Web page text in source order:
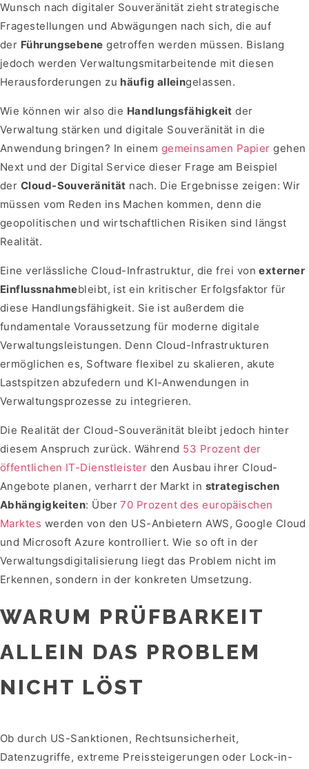
Wunsch nach digitaler Souveränität zieht strategische
Fragestellungen und Abwägungen nach sich, die auf
der Führungsebene getroffen werden müssen. Bislang
jedoch werden Verwaltungsmitarbeitende mit diesen
Herausforderungen zu häufig alleingelassen.
Wie können wir also die Handlungsfähigkeit der
Verwaltung stärken und digitale Souveränität in die
Anwendung bringen? In einem gemeinsamen Papier gehen
Next und der Digital Service dieser Frage am Beispiel
der Cloud-Souveränität nach. Die Ergebnisse zeigen: Wir
müssen vom Reden ins Machen kommen, denn die
geopolitischen und wirtschaftlichen Risiken sind längst
Realität.
Eine verlässliche Cloud-Infrastruktur, die frei vonexterner
Einflussnahmebleibt, ist ein kritischer Erfolgsfaktor für
diese Handlungsfähigkeit. Sie ist außerdem die
fundamentale Voraussetzung für moderne digitale
Verwaltungsleistungen. Denn Cloud-Infrastrukturen
ermöglichen es, Software flexibel zu skalieren, akute
Lastspitzen abzufedern und KI-Anwendungen in
Verwaltungsprozesse zu integrieren.
Die Realität der Cloud-Souveränität bleibt jedoch hinter
diesem Anspruch zurück. Während 53 Prozent der
öffentlichen IT-Dienstleister den Ausbau ihrer Cloud-
Angebote planen, verharrt der Markt in strategischen
Abhängigkeiten: Über70 Prozent des europäischen
Marktes werden von den US-Anbietern AWS, Google Cloud
und Microsoft Azure kontrolliert. Wie so oft in der
Verwaltungsdigitalisierung liegt das Problem nicht im
Erkennen, sondern in der konkreten Umsetzung.
WARUM PRÜFBARKEIT
ALLEIN DAS PROBLEM
NICHT LÖST
Ob durch US-Sanktionen, Rechtsunsicherheit,
Datenzugriffe, extreme Preissteigerungen oder Lock-in-